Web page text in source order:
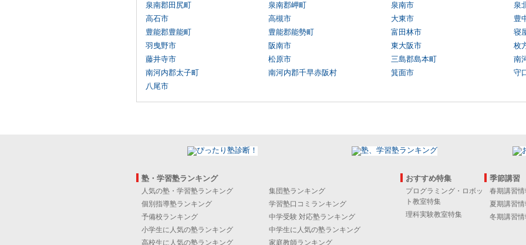
泉南郡田尻町
泉南郡岬町 泉南市
泉
高石市
高槻市 大東市
豊
豊能郡豊能町
豊能郡能勢町 富田林市
寝
羽曳野市
阪南市 東大阪市
枚
藤井寺市
松原市 三島郡島本町
南
南河内郡太子町
南河内郡千早赤阪村 箕面市
守
八尾市
塾・学習塾ランキング
人気の塾・学習塾ランキング
集団塾ランキング
個別指導塾ランキング
学習塾口コミランキング
予備校ランキング
中学受験 対応塾ランキング
小学生に人気の塾ランキング
中学生に人気の塾ランキング
高校生に人気の塾ランキング
家庭教師ランキング
おすすめ特集
プログラミング・ロボッ
ト教室特集
理科実験教室特集
季節講習
春期講習情
夏期講習情
冬期講習情